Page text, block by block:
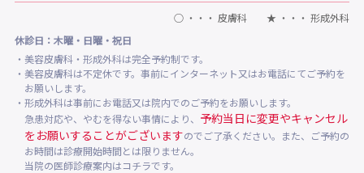
○ ・・・ 皮膚科 ★ ・・・ 形成外科
休診日：木曜・日曜・祝日
・美容皮膚科・形成外科は完全予約制です。
・美容皮膚科は不定休です。事前にインターネット又はお電話にてご予約を
お願いします。
・形成外科は事前にお電話又は院内でのご予約をお願いします。
急患対応や、やむを得ない事情により、 予約当日に変更やキャンセル
をお願いすることがございますのでご了承ください。また、ご予約の
お時間は診療開始時間とは限りません。
当院の医師診療案内はコチラです。